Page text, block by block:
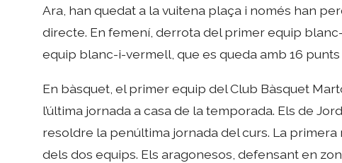
Ara, han quedat a la vuitena plaça i només han
directe. En femení, derrota del primer equip
equip blanc-i-vermell, que es queda amb 16
En bàsquet, el primer equip del Club Bàsquet
l’última jornada a casa de la temporada. Els de
resoldre la penúltima jornada del curs. La
dels dos equips. Els aragonesos, defensant en